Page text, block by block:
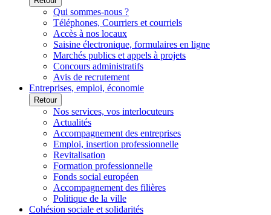
Qui sommes-nous ?
Téléphones, Courriers et courriels
Accès à nos locaux
Saisine électronique, formulaires en ligne
Marchés publics et appels à projets
Concours administratifs
Avis de recrutement
Entreprises, emploi, économie
Retour
Nos services, vos interlocuteurs
Actualités
Accompagnement des entreprises
Emploi, insertion professionnelle
Revitalisation
Formation professionnelle
Fonds social européen
Accompagnement des filières
Politique de la ville
Cohésion sociale et solidarités